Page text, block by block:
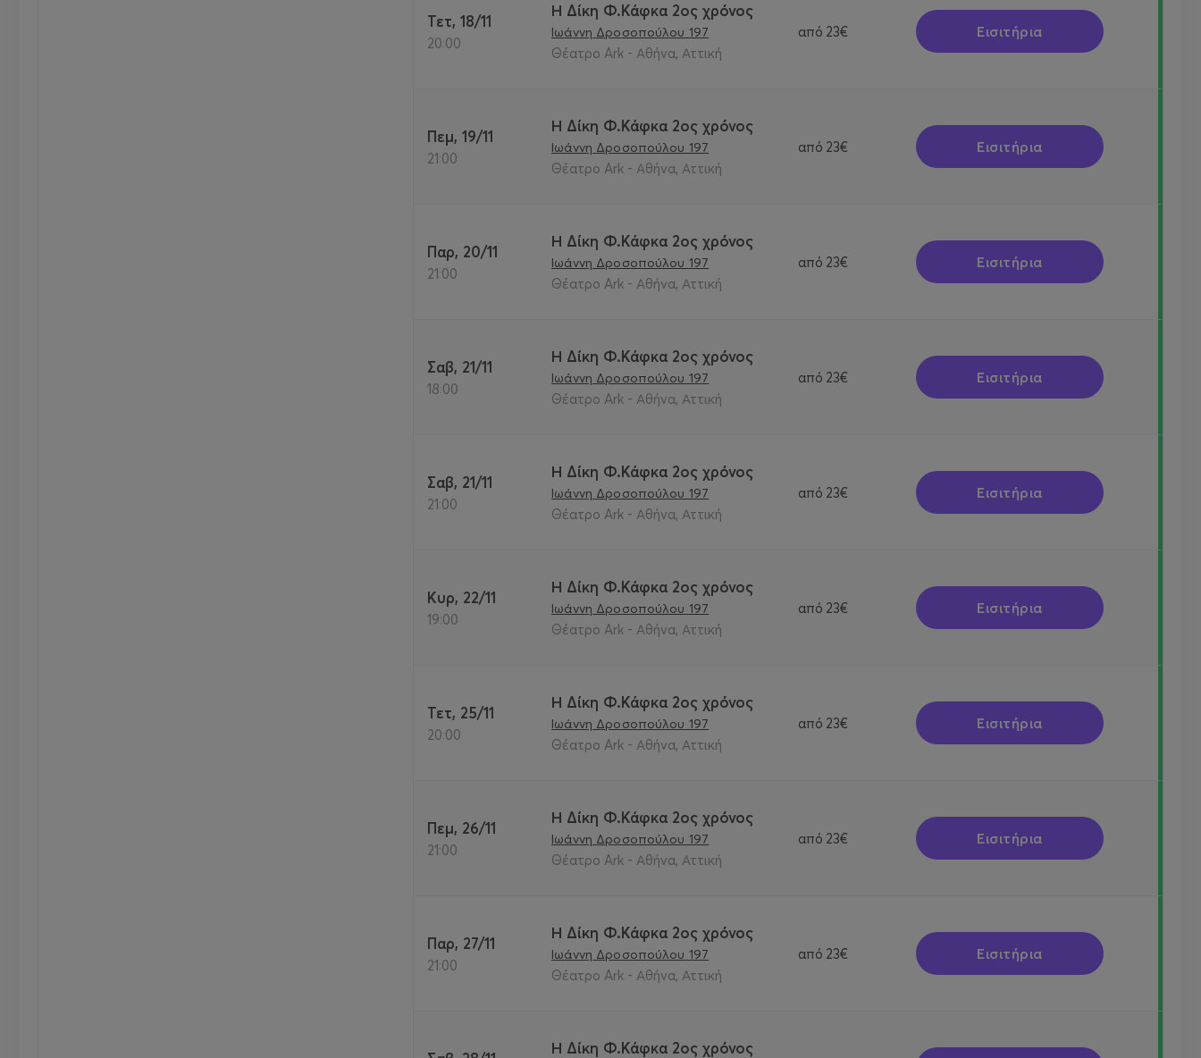
Τετ, 18/11
20:00
Η Δίκη Φ.Κάφκα 2ος χρόνος
Ιωάννη Δροσοπούλου 197
Θέατρο Ark - Αθήνα, Αττική
από 23€ Εισιτήρια
Πεμ, 19/11
21:00
Η Δίκη Φ.Κάφκα 2ος χρόνος
Ιωάννη Δροσοπούλου 197
Θέατρο Ark - Αθήνα, Αττική
από 23€ Εισιτήρια
Παρ, 20/11
21:00
Η Δίκη Φ.Κάφκα 2ος χρόνος
Ιωάννη Δροσοπούλου 197
Θέατρο Ark - Αθήνα, Αττική
από 23€ Εισιτήρια
Σαβ, 21/11
18:00
Η Δίκη Φ.Κάφκα 2ος χρόνος
Ιωάννη Δροσοπούλου 197
Θέατρο Ark - Αθήνα, Αττική
από 23€ Εισιτήρια
Σαβ, 21/11
21:00
Η Δίκη Φ.Κάφκα 2ος χρόνος
Ιωάννη Δροσοπούλου 197
Θέατρο Ark - Αθήνα, Αττική
από 23€ Εισιτήρια
Κυρ, 22/11
19:00
Η Δίκη Φ.Κάφκα 2ος χρόνος
Ιωάννη Δροσοπούλου 197
Θέατρο Ark - Αθήνα, Αττική
από 23€ Εισιτήρια
Τετ, 25/11
20:00
Η Δίκη Φ.Κάφκα 2ος χρόνος
Ιωάννη Δροσοπούλου 197
Θέατρο Ark - Αθήνα, Αττική
από 23€ Εισιτήρια
Πεμ, 26/11
21:00
Η Δίκη Φ.Κάφκα 2ος χρόνος
Ιωάννη Δροσοπούλου 197
Θέατρο Ark - Αθήνα, Αττική
από 23€ Εισιτήρια
Παρ, 27/11
21:00
Η Δίκη Φ.Κάφκα 2ος χρόνος
Ιωάννη Δροσοπούλου 197
Θέατρο Ark - Αθήνα, Αττική
από 23€ Εισιτήρια
Η Δίκη Φ.Κάφκα 2ος χρόνος